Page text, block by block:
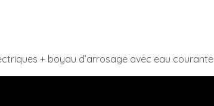
+ boyau d’arrosage avec eau courante